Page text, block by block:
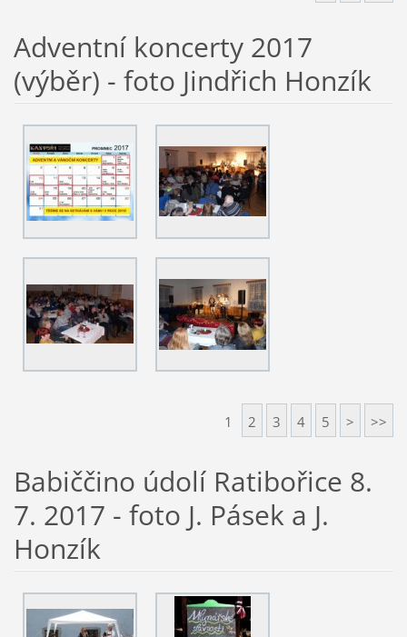
Adventní koncerty 2017
(výběr) - foto Jindřich Honzík
1 2 3 4 5 > >>
Babiččino údolí Ratibořice 8.
7. 2017 - foto J. Pásek a J.
Honzík